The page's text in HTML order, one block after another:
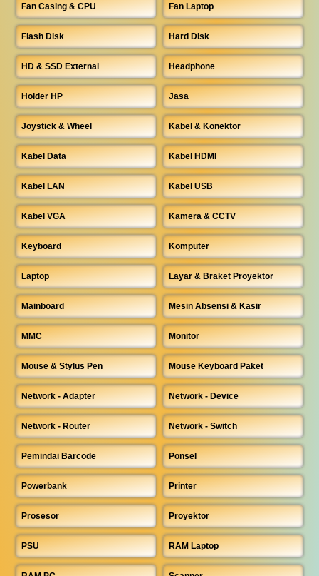
Fan Casing & CPU Fan Laptop
Flash Disk Hard Disk
HD & SSD External Headphone
Holder HP Jasa
Joystick & Wheel Kabel & Konektor
Kabel Data Kabel HDMI
Kabel LAN Kabel USB
Kabel VGA Kamera & CCTV
Keyboard Komputer
Laptop Layar & Braket Proyektor
Mainboard Mesin Absensi & Kasir
MMC Monitor
Mouse & Stylus Pen Mouse Keyboard Paket
Network - Adapter Network - Device
Network - Router Network - Switch
Pemindai Barcode Ponsel
Powerbank Printer
Prosesor Proyektor
PSU RAM Laptop